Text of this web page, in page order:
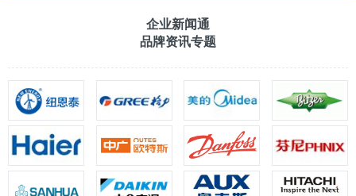
企业新闻通
品牌资讯专题